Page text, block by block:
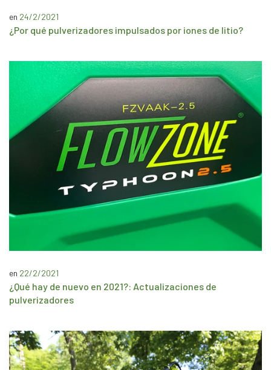
en 24/2/2021
¿Por qué pulverizadores impulsados ​​por iones de litio?
en 22/2/2021
¿Qué hay de nuevo en 2021?: Actualizaciones de
pulverizadores